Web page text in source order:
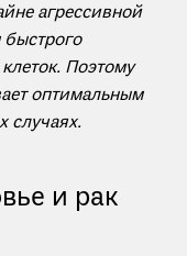
агрессивной
Поэтому
оптимальным
случаях.
и рак